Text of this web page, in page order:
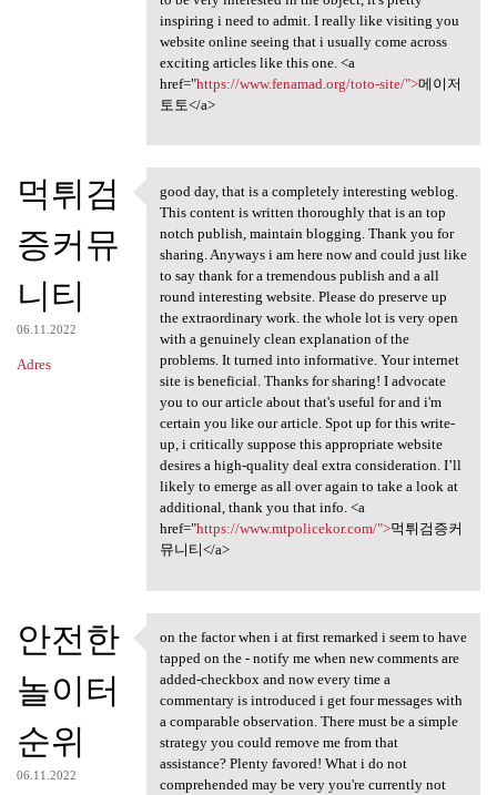
inspiring i need to admit. I really like visiting you
website online seeing that i usually come across
exciting articles like this one. <a
href="https://www.fenamad.org/toto-site/">메이저
토토</a>
먹튀검
증커뮤
니티
06.11.2022
Adres
good day, that is a
good day, that is a completely interesting weblog.
This content is written thoroughly that is an top
notch publish, maintain blogging. Thank you for
sharing. Anyways i am here now and could just like
to say thank for a tremendous publish and a all
round interesting website. Please do preserve up
the extraordinary work. the whole lot is very open
with a genuinely clean explanation of the
problems. It turned into informative. Your internet
site is beneficial. Thanks for sharing! I advocate
you to our article about that's useful for and i'm
certain you like our article. Spot up for this write-
up, i critically suppose this appropriate website
desires a high-quality deal extra consideration. I’ll
likely to emerge as all over again to take a look at
additional, thank you that info. <a
href="https://www.mtpolicekor.com/">먹튀검증커
뮤니티</a>
안전한
놀이터
순위
06.11.2022
on the factor when i at first
on the factor when i at first remarked i seem to have
tapped on the - notify me when new comments are
added-checkbox and now every time a
commentary is introduced i get four messages with
a comparable observation. There must be a simple
strategy you could remove me from that
assistance? Plenty favored! What i do not
comprehended may be very you're currently not